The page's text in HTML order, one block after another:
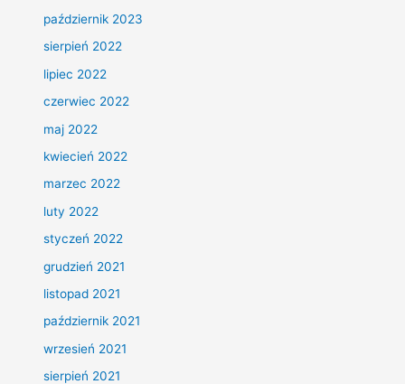
październik 2023
sierpień 2022
lipiec 2022
czerwiec 2022
maj 2022
kwiecień 2022
marzec 2022
luty 2022
styczeń 2022
grudzień 2021
listopad 2021
październik 2021
wrzesień 2021
sierpień 2021